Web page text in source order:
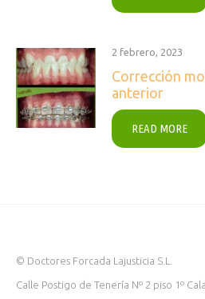
2 febrero, 2023
Corrección
anterior
READ MORE
© Doctores Forcada Lajusticia S.L.
Calle Postigo de Tenería Nº 2 piso 1º